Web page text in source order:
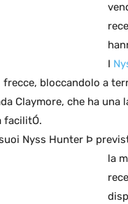
I
bloccandolo a
Claymore, che ha una
facilitÓ.
suoi Nyss Hunter Þ
la